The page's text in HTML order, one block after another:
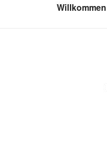
Willkommen